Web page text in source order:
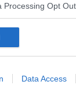
Processing Opt
Data Access
il confronto
una